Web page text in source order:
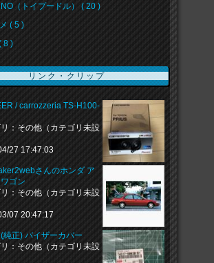
（トイプードル） ( 20 )
( 5 )
8 )
リンク・クリップ
/ carrozzeria TS-H100-
：その他（カテゴリ未設
27 17:47:03
さんのホンダ ア
ゴン
：その他（カテゴリ未設
07 20:47:17
(純正) バイザーカバー
：その他（カテゴリ未設